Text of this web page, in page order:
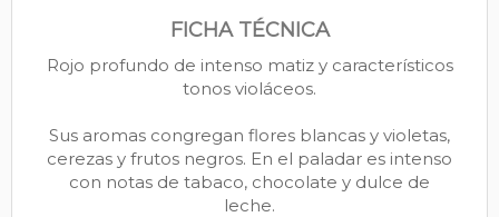
FICHA TÉCNICA
Rojo profundo de intenso matiz y característicos
tonos violáceos.
Sus aromas congregan flores blancas y violetas,
cerezas y frutos negros. En el paladar es intenso
con notas de tabaco, chocolate y dulce de
leche.